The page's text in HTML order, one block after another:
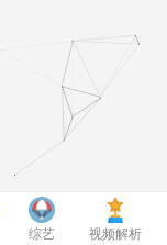
综艺 视频解析